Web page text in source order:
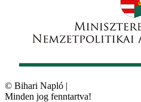
© Bihari Napló |
Minden jog fenntartva!